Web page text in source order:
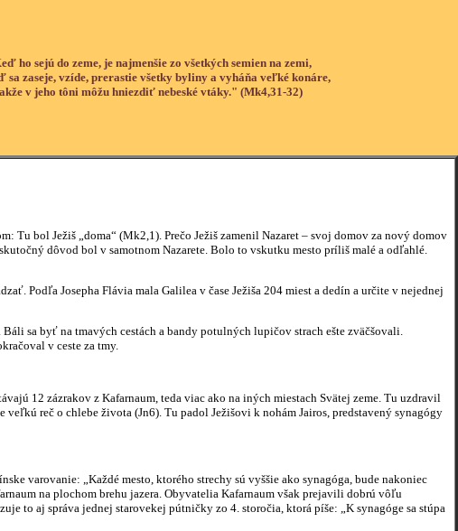
ho sejú do zeme, je najmenšie zo všetkých semien na zemi,
sa zaseje, vzíde, prerastie všetky byliny a vyháňa veľké konáre,
v jeho tôni môžu hniezdiť nebeské vtáky." (Mk4,31-32)
Tu bol Ježiš „doma“ (Mk2,1). Prečo Ježiš zamenil Nazaret – svoj domov za nový domov
dôvod bol v samotnom Nazarete. Bolo to vskutku mesto príliš malé a odľahlé.
Podľa Josepha Flávia mala Galilea v čase Ježiša 204 miest a dedín a určite v nejednej
sa byť na tmavých cestách a bandy potulných lupičov strach ešte zväčšovali.
v ceste za tmy.
12 zázrakov z Kafarnaum, teda viac ako na iných miestach Svätej zeme. Tu uzdravil
reč o chlebe života (Jn6). Tu padol Ježišovi k nohám Jairos, predstavený synagógy
varovanie: „Každé mesto, ktorého strechy sú vyššie ako synagóga, bude nakoniec
na plochom brehu jazera. Obyvatelia Kafarnaum však prejavili dobrú vôľu
to aj správa jednej starovekej pútničky zo 4. storočia, ktorá píše: „K synagóge sa stúpa